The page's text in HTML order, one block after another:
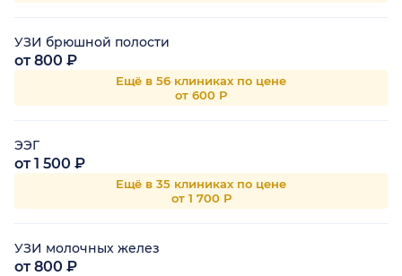
УЗИ брюшной полости
от 800 ₽
Ещё в 56 клиниках по цене
от 600 Р
ЭЭГ
от 1 500 ₽
Ещё в 35 клиниках по цене
от 1 700 Р
УЗИ молочных желез
от 800 ₽